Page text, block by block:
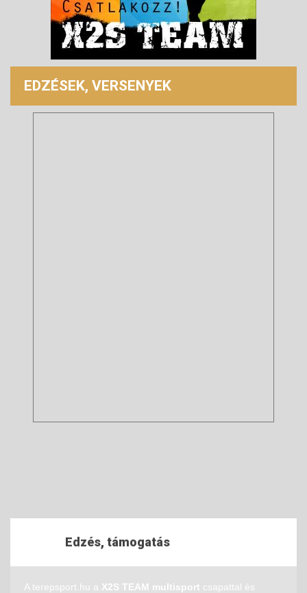
EDZÉSEK, VERSENYEK
Edzés, támogatás
A terepsport.hu a X2S TEAM multisport csapattal és